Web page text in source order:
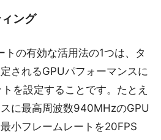
ング
トの有効な活用法の1つは、タ
されるGPUパフォーマンスに
を設定することです。たとえ
に最高周波数940MHzのGPU
小フレームレートを20FPS